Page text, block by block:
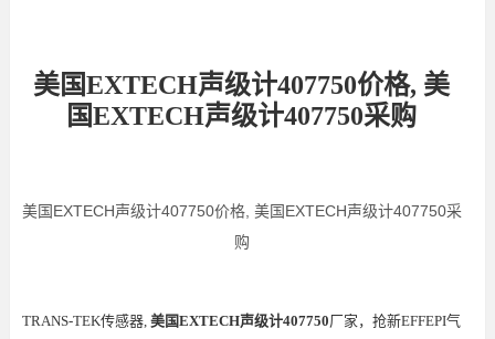
美国EXTECH声级计407750价格, 美
国EXTECH声级计407750采购
美国EXTECH声级计407750价格, 美国EXTECH声级计407750采
购
TRANS-TEK传感器, 美国EXTECH声级计407750厂家，抢新EFFEPI气